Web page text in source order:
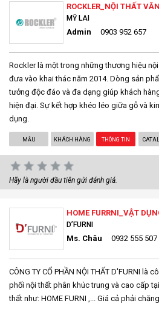
ROCKLER_NỘI THẤT
MỸ LAI
Admin 0903 952 657
Rockler là một trong những thương hiệu
đưa vào khai thác năm 2014. Dòng sản
tưởng độc đáo và đa dạng giúp khách
hiện đại. Sự kết hợp khéo léo giữa gỗ và
dụng.
MẪU KHÁCH HÀNG THÔNG TIN
Hãy là người đầu tiên gửi đánh giá.
HOME FURRNI_VẬT
D’FURNI
Ms. Châu 0932 555 507
CÔNG TY CỔ PHẦN NỘI THẤT D'FURNI là
phối nội thất phân khúc trung và cao cấp
thất như: HOME FURNI ,... Giá cả phải